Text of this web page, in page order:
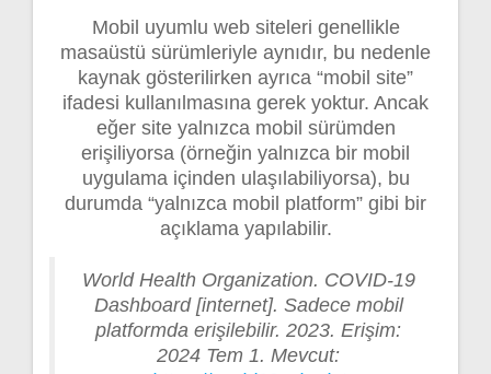
Mobil uyumlu web siteleri genellikle
masaüstü sürümleriyle aynıdır, bu nedenle
kaynak gösterilirken ayrıca “mobil site”
ifadesi kullanılmasına gerek yoktur. Ancak
eğer site yalnızca mobil sürümden
erişiliyorsa (örneğin yalnızca bir mobil
uygulama içinden ulaşılabiliyorsa), bu
durumda “yalnızca mobil platform” gibi bir
açıklama yapılabilir.
World Health Organization. COVID-19
Dashboard [internet]. Sadece mobil
platformda erişilebilir. 2023. Erişim:
2024 Tem 1. Mevcut: